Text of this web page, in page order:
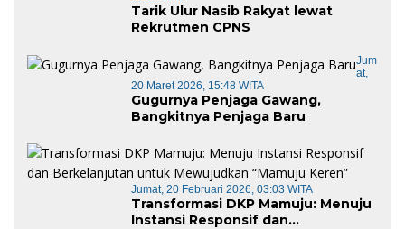
Tarik Ulur Nasib Rakyat lewat
Rekrutmen CPNS
Jum
At,
20 Maret 2026, 15:48 WITA
Gugurnya Penjaga Gawang,
Bangkitnya Penjaga Baru
Jumat, 20 Februari 2026, 03:03 WITA
Transformasi DKP Mamuju: Menuju
Instansi Responsif dan